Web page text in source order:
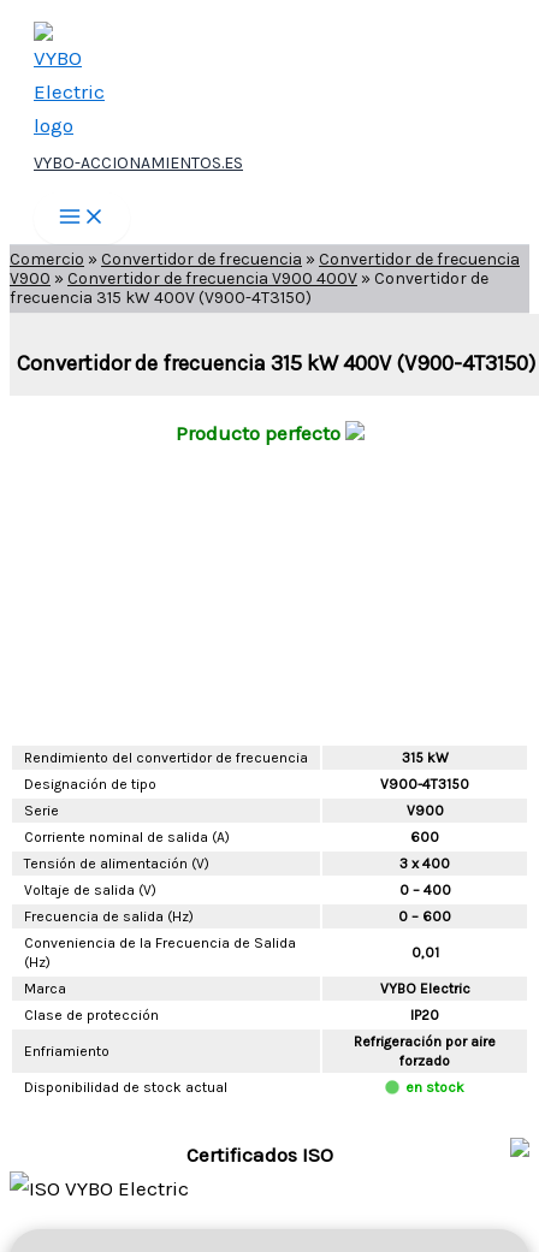
contenido
VYBO-ACCIONAMIENTOS.ES
Comercio » Convertidor de frecuencia » Convertidor de frecuencia
V900 » Convertidor de frecuencia V900 400V » Convertidor de
frecuencia 315 kW 400V (V900-4T3150)
Convertidor de frecuencia 315 kW 400V (V900-4T3150)
Producto perfecto
Rendimiento del convertidor de frecuencia
315 kW
Designación de tipo
V900-4T3150
Serie
V900
Corriente nominal de salida (A)
600
Tensión de alimentación (V)
3 x 400
Voltaje de salida (V)
0 – 400
Frecuencia de salida (Hz)
0 – 600
Conveniencia de la Frecuencia de Salida
(Hz)
0,01
Marca
VYBO Electric
Clase de protección
IP20
Enfriamiento
Refrigeración por aire
forzado
Disponibilidad de stock actual
en stock
Certificados ISO